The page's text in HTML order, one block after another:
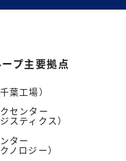
プ主要拠点
葉工場）
センター
スティクス）
ター
ノロジー）